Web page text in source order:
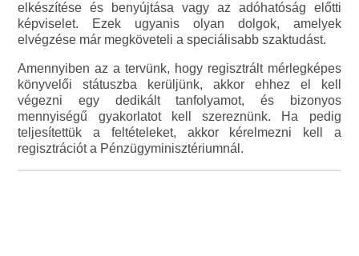
elkészítése és benyújtása vagy az adóhatóság előtti
képviselet. Ezek ugyanis olyan dolgok, amelyek
elvégzése már megköveteli a speciálisabb szaktudást.
Amennyiben az a tervünk, hogy regisztrált mérlegképes
könyvelői státuszba kerüljünk, akkor ehhez el kell
végezni egy dedikált tanfolyamot, és bizonyos
mennyiségű gyakorlatot kell szereznünk. Ha pedig
teljesítettük a feltételeket, akkor kérelmezni kell a
regisztrációt a Pénzügyminisztériumnál.